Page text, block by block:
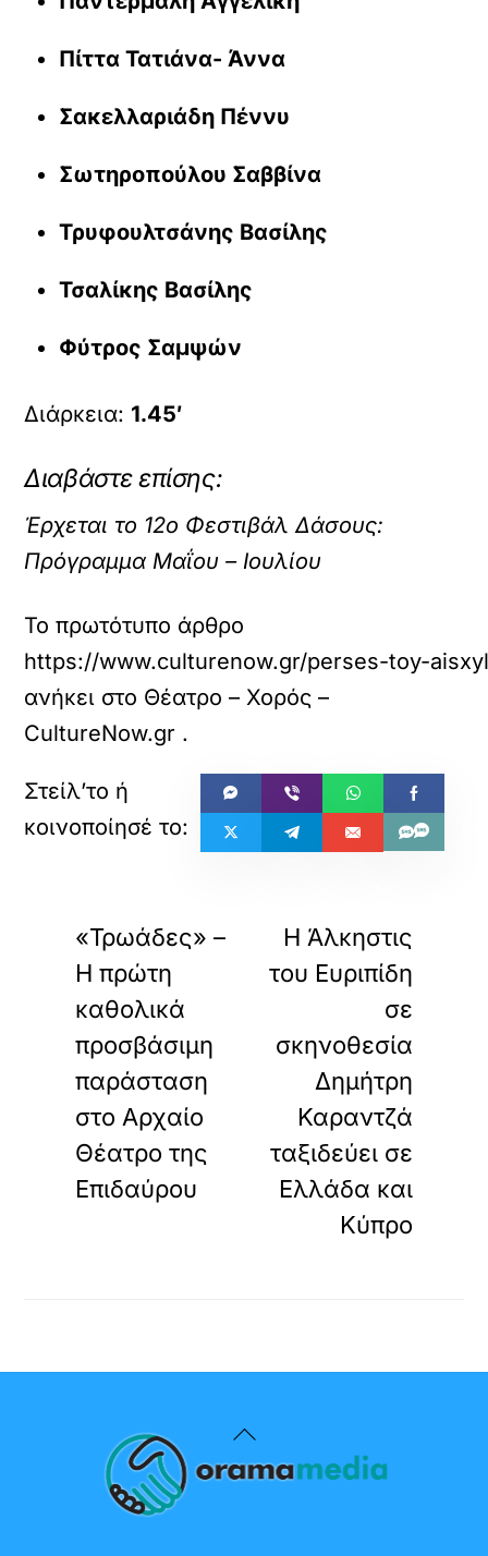
Πίττα Τατιάνα- Άννα
Σακελλαριάδη Πέννυ
Σωτηροπούλου Σαββίνα
Τρυφουλτσάνης Βασίλης
Τσαλίκης Βασίλης
Φύτρος Σαμψών
Διάρκεια: 1.45′
Διαβάστε επίσης:
Έρχεται το 12ο Φεστιβάλ Δάσους:
Πρόγραμμα Μαΐου – Ιουλίου
Το πρωτότυπο άρθρο
https://www.culturenow.gr/perses-toy-
ανήκει στο Θέατρο – Χορός –
CultureNow.gr .
«Τρωάδες» –
Η πρώτη
καθολικά
προσβάσιμη
παράσταση
στο Αρχαίο
Θέατρο της
Επιδαύρου
Η Άλκηστις
του Ευριπίδη
σε
σκηνοθεσία
Δημήτρη
Καραντζά
ταξιδεύει σε
Ελλάδα και
Κύπρο
Back
To